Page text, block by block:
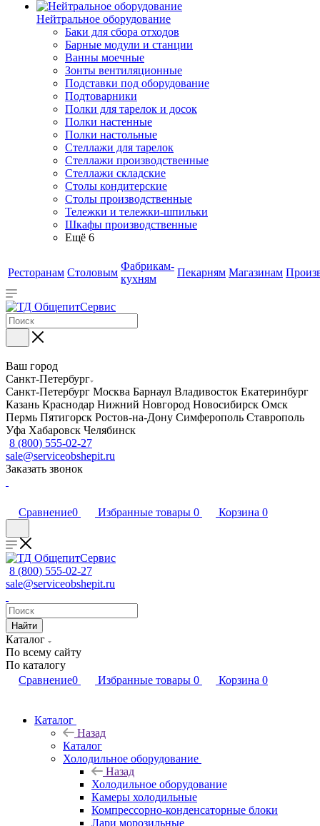
Нейтральное оборудование
Баки для сбора отходов
Барные модули и станции
Ванны моечные
Зонты вентиляционные
Подставки под оборудование
Подтоварники
Полки для тарелок и досок
Полки настенные
Полки настольные
Стеллажи для тарелок
Стеллажи производственные
Стеллажи складские
Столы кондитерские
Столы производственные
Тележки и тележки-шпильки
Шкафы производственные
Ещё 6
Ресторанам Столовым
Фабрикам-
кухням
Пекарням Магазинам
Ваш город
Санкт-Петербург
Санкт-Петербург Москва Барнаул Владивосток Екатеринбург
Казань Краснодар Нижний Новгород Новосибирск Омск
Пермь Пятигорск Ростов-на-Дону Симферополь Ставрополь
Уфа Хабаровск Челябинск
8 (800) 555-02-27
sale@serviceobshepit.ru
Заказать звонок
Сравнение0 Избранные товары 0 Корзина 0
8 (800) 555-02-27
sale@serviceobshepit.ru
Найти
Каталог
По всему сайту
По каталогу
Сравнение0 Избранные товары 0 Корзина 0
Каталог
Назад
Каталог
Холодильное оборудование
Назад
Холодильное оборудование
Камеры холодильные
Компрессорно-конденсаторные блоки
Лари морозильные